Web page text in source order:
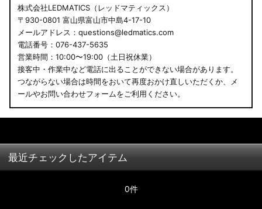
株式会社LEDMATICS（レッドマティックス）
〒930-0801 富山県富山市中島4-17-10
メールアドレス：questions@ledmatics.com
電話番号：076-437-5635
営業時間：10:00〜19:00（土日祝休業）
接客中・作業中など電話に出ることができない場合があります。
つながらない場合は時間をおいて再度おかけ直しいただくか、メ
ールやお問い合わせフォームをご利用ください。
最近チェックしたアイテム
0件